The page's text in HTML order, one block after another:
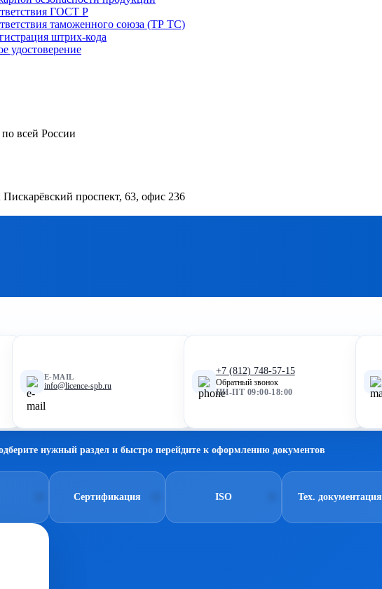
ГОСТ Р
таможенного союза (ТР ТС)
штрих-кода
удостоверение
всей России
Пискарёвский проспект, 63, офис 236
E-MAIL
info@licence-spb.ru
+7 (812) 748-57-15
Обратный звонок
ПН-ПТ 09:00-18:00
нужный раздел и быстро перейдите к оформлению документов
Сертификация ISO Тех. документация